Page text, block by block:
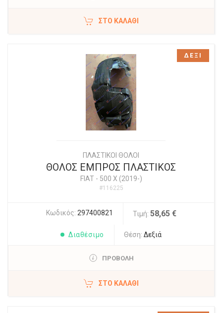
ΣΤΟ ΚΑΛΆΘΙ
ΠΛΑΣΤΙΚΟΙ ΘΟΛΟΙ
ΘΟΛΟΣ ΕΜΠΡΟΣ ΠΛΑΣΤΙΚΟΣ
FIAT- 500 X (2019-)
#116225
Κωδικός: 297400821 Τιμή: 58,65 €
Διαθέσιμο Θέση: Δεξιά
ΠΡΟΒΟΛΗ
ΣΤΟ ΚΑΛΆΘΙ
ΔΕΞΙ